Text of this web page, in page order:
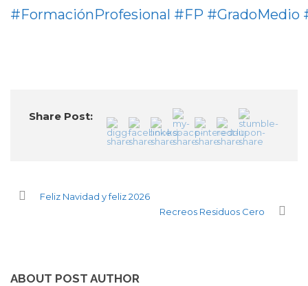
#FormaciónProfesional #FP #GradoMedio
Share Post:
Feliz Navidad y feliz 2026
Recreos Residuos Cero
ABOUT POST AUTHOR